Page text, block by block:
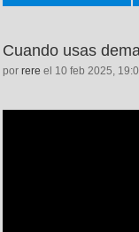
Cuando usas
por rere el 10 feb 2025,